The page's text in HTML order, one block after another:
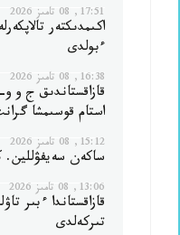
17:51, 08 تامىز 2026
اكىمدىكتەر
ءبولدى
16:38, 08 تامىز 2026
استام قوسىمشا
15:12, 08 تامىز 2026
ساكەن سەيفۋللين.
13:06, 08 تامىز 2026
قازاقستاندا ءبىر
تىركەلدى